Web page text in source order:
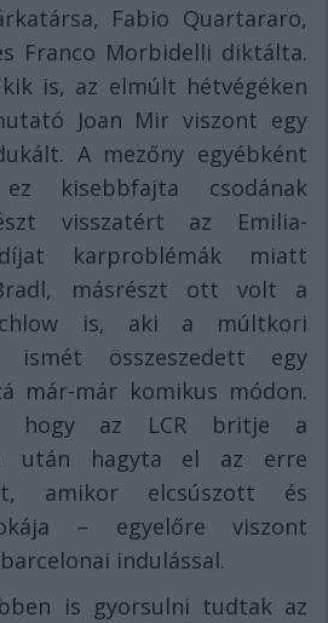
Fabio Quartararo,
Franco Morbidelli diktálta.
is, az elmúlt hétvégéken
Joan Mir viszont egy
A mezőny egyébként
kisebbfajta csodának
visszatért az Emilia-
karproblémák miatt
másrészt ott volt a
is, aki a múltkori
ismét összeszedett egy
már-már komikus módon.
hogy az LCR britje a
után hagyta el az erre
amikor elcsúszott és
– egyelőre viszont
indulással.
is gyorsulni tudtak az